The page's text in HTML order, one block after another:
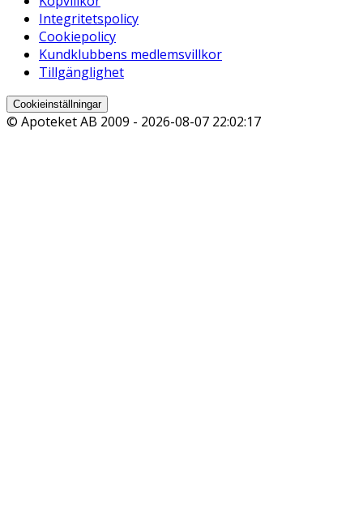
Integritetspolicy
Cookiepolicy
Kundklubbens medlemsvillkor
Tillgänglighet
Cookieinställningar
© Apoteket AB 2009 - 2026-08-07 22:02:17